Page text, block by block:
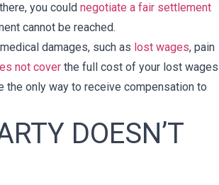
you could negotiate a fair settlement
cannot be reached.
damages, such as lost wages, pain
not cover the full cost of your lost wages
the only way to receive compensation to
DOESN’T